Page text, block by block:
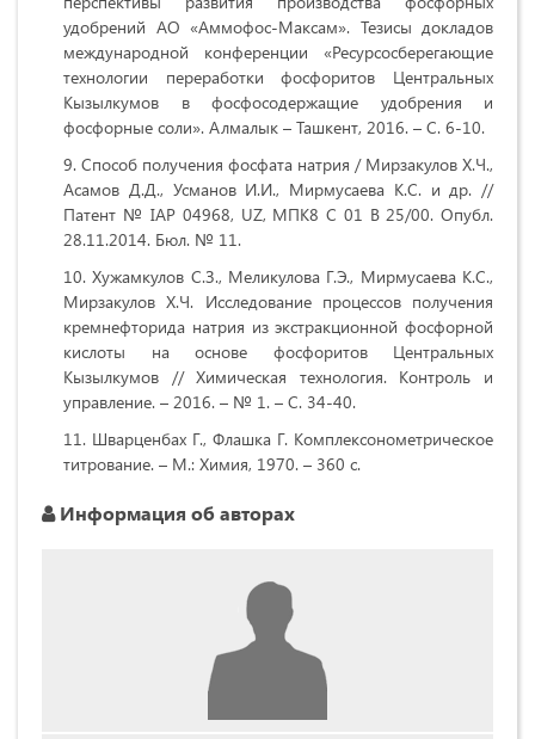
удобрений АО «Аммофос-Максам». Тезисы докладов
международной конференции «Ресурсосберегающие
технологии переработки фосфоритов Центральных
Кызылкумов в фосфосодержащие удобрения и
фосфорные соли». Алмалык – Ташкент, 2016. – С. 6-10.
Способ получения фосфата натрия / Мирзакулов Х.Ч.,
Асамов Д.Д., Усманов И.И., Мирмусаева К.С. и др. //
Патент № IAP 04968, UZ, МПК8 С 01 В 25/00. Опубл.
28.11.2014. Бюл. № 11.
Хужамкулов С.З., Меликулова Г.Э., Мирмусаева К.С.,
Мирзакулов Х.Ч. Исследование процессов получения
кремнефторида натрия из экстракционной фосфорной
кислоты на основе фосфоритов Центральных
Кызылкумов // Химическая технология. Контроль и
управление. – 2016. – № 1. – С. 34-40.
Шварценбах Г., Флашка Г. Комплексонометрическое
титрование. – М.: Химия, 1970. – 360 с.
Информация об авторах